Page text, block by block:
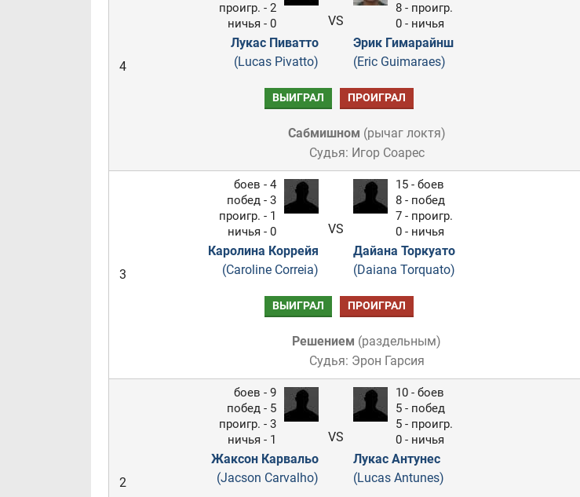
4
проигр. - 2
ничья - 0
Лукас Пиватто
(Lucas Pivatto)
VS
8 - проигр.
0 - ничья
Эрик Гимарайнш
(Eric Guimaraes)
ВЫИГРАЛ ПРОИГРАЛ
Сабмишном (рычаг локтя)
Судья: Игор Соарес
3
боев - 4
побед - 3
проигр. - 1
ничья - 0
Каролина Коррейя
(Caroline Correia)
VS
15 - боев
8 - побед
7 - проигр.
0 - ничья
Дайана Торкуато
(Daiana Torquato)
ВЫИГРАЛ ПРОИГРАЛ
Решением (раздельным)
Судья: Эрон Гарсия
2
боев - 9
побед - 5
проигр. - 3
ничья - 1
Жаксон Карвальо
(Jacson Carvalho)
VS
10 - боев
5 - побед
5 - проигр.
0 - ничья
Лукас Антунес
(Lucas Antunes)